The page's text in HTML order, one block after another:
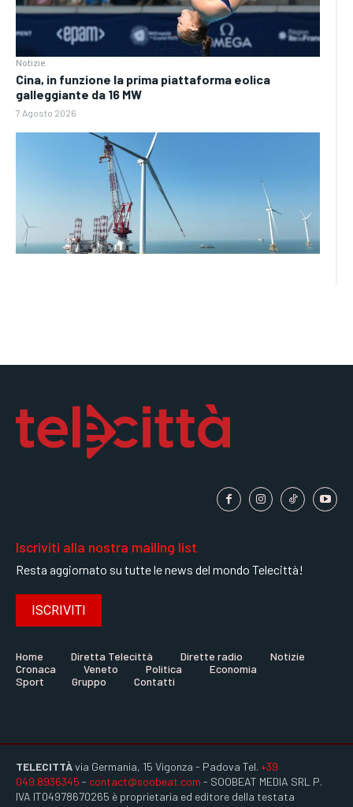
Notizie
Cina, in funzione la prima piattaforma eolica
galleggiante da 16 MW
7 Agosto 2026
Iscriviti alla nostra mailing list
Resta aggiornato su tutte le news del mondo Telecittà!
ISCRIVITI
Home Diretta Telecittà Dirette radio
Notizie
Cronaca
Veneto Politica
Economia
Sport
Gruppo Contatti
TELECITTÀvia Germania, 15 Vigonza - Padova Tel. +39
049.8936345 - contact@soobeat.com - SOOBEAT MEDIA SRL P.
IVA IT04978670265 è proprietaria ed editore della testata